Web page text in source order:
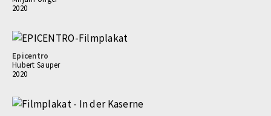
2020
Epicentro
Hubert Sauper
2020